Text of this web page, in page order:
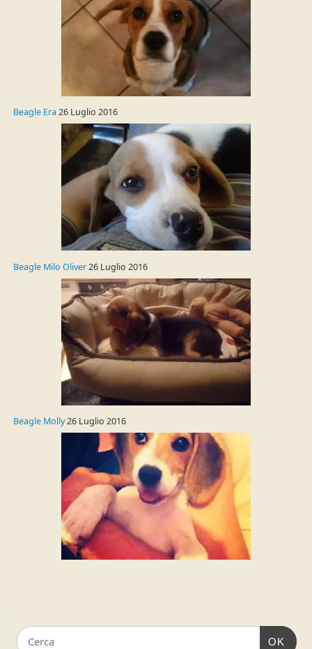
Beagle Era 26 Luglio 2016
Beagle Milo Oliver26 Luglio 2016
Beagle Molly26 Luglio 2016
OK